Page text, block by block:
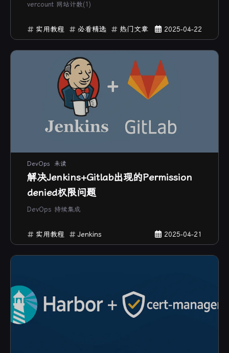
vercount 网站计数(1)
2025-04-22
实用教程 必看精选 热门文章
DevOps 未读
解决Jenkins+Gitlab出现的Permission
denied权限问题
DevOps 持续集成
2025-04-21
实用教程 Jenkins